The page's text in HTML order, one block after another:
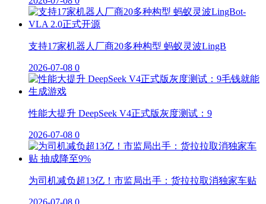
支持17家机器人厂商20多种构型 蚂蚁灵波LingB
2026-07-08 0
性能大提升 DeepSeek V4正式版灰度测试：9
2026-07-08 0
为司机减负超13亿！市监局出手：货拉拉取消独家车贴
2026-07-08 0